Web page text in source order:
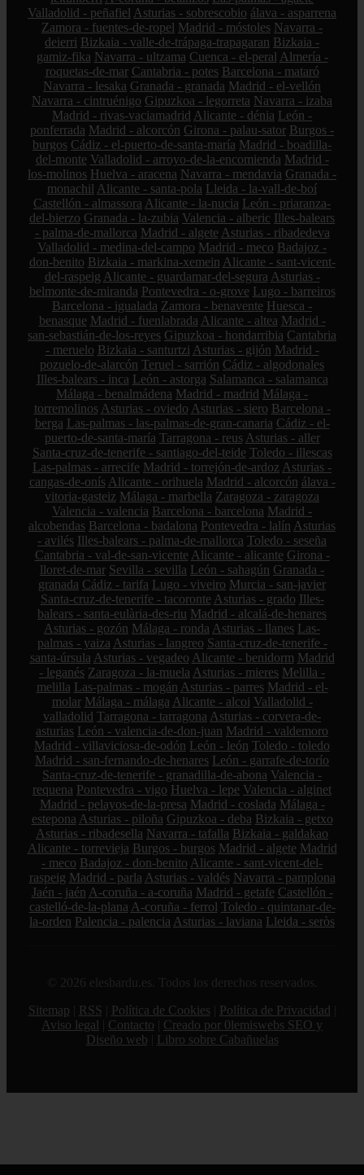
Valladolid - peñafiel Asturias - sobrescobio álava - asparrena
Zamora - fuentes-de-ropel Madrid - móstoles Navarra -
deierri Bizkaia - valle-de-trápaga-trapagaran Bizkaia -
gamiz-fika Navarra - ultzama Cuenca - el-peral Almería -
roquetas-de-mar Cantabria - potes Barcelona - mataró
Navarra - lesaka Granada - granada Madrid - el-vellón
Navarra - cintruénigo Gipuzkoa - legorreta Navarra - izaba
Madrid - rivas-vaciamadrid Alicante - dénia León -
ponferrada Madrid - alcorcón Girona - palau-sator Burgos -
burgos Cádiz - el-puerto-de-santa-maría Madrid - boadilla-
del-monte Valladolid - arroyo-de-la-encomienda Madrid -
los-molinos Huelva - aracena Navarra - mendavia Granada -
monachil Alicante - santa-pola Lleida - la-vall-de-boí
Castellón - almassora Alicante - la-nucia León - priaranza-
del-bierzo Granada - la-zubia Valencia - alberic Illes-balears
- palma-de-mallorca Madrid - algete Asturias - ribadedeva
Valladolid - medina-del-campo Madrid - meco Badajoz -
don-benito Bizkaia - markina-xemein Alicante - sant-vicent-
del-raspeig Alicante - guardamar-del-segura Asturias -
belmonte-de-miranda Pontevedra - o-grove Lugo - barreiros
Barcelona - igualada Zamora - benavente Huesca -
benasque Madrid - fuenlabrada Alicante - altea Madrid -
san-sebastián-de-los-reyes Gipuzkoa - hondarribia Cantabria
- meruelo Bizkaia - santurtzi Asturias - gijón Madrid -
pozuelo-de-alarcón Teruel - sarrión Cádiz - algodonales
Illes-balears - inca León - astorga Salamanca - salamanca
Málaga - benalmádena Madrid - madrid Málaga -
torremolinos Asturias - oviedo Asturias - siero Barcelona -
berga Las-palmas - las-palmas-de-gran-canaria Cádiz - el-
puerto-de-santa-maría Tarragona - reus Asturias - aller
Santa-cruz-de-tenerife - santiago-del-teide Toledo - illescas
Las-palmas - arrecife Madrid - torrejón-de-ardoz Asturias -
cangas-de-onís Alicante - orihuela Madrid - alcorcón álava -
vitoria-gasteiz Málaga - marbella Zaragoza - zaragoza
Valencia - valencia Barcelona - barcelona Madrid -
alcobendas Barcelona - badalona Pontevedra - lalín Asturias
- avilés Illes-balears - palma-de-mallorca Toledo - seseña
Cantabria - val-de-san-vicente Alicante - alicante Girona -
lloret-de-mar Sevilla - sevilla León - sahagún Granada -
granada Cádiz - tarifa Lugo - viveiro Murcia - san-javier
Santa-cruz-de-tenerife - tacoronte Asturias - grado Illes-
balears - santa-eulària-des-riu Madrid - alcalá-de-henares
Asturias - gozón Málaga - ronda Asturias - llanes Las-
palmas - yaiza Asturias - langreo Santa-cruz-de-tenerife -
santa-úrsula Asturias - vegadeo Alicante - benidorm Madrid
- leganés Zaragoza - la-muela Asturias - mieres Melilla -
melilla Las-palmas - mogán Asturias - parres Madrid - el-
molar Málaga - málaga Alicante - alcoi Valladolid -
valladolid Tarragona - tarragona Asturias - corvera-de-
asturias León - valencia-de-don-juan Madrid - valdemoro
Madrid - villaviciosa-de-odón León - león Toledo - toledo
Madrid - san-fernando-de-henares León - garrafe-de-torío
Santa-cruz-de-tenerife - granadilla-de-abona Valencia -
requena Pontevedra - vigo Huelva - lepe Valencia - alginet
Madrid - pelayos-de-la-presa Madrid - coslada Málaga -
estepona Asturias - piloña Gipuzkoa - deba Bizkaia - getxo
Asturias - ribadesella Navarra - tafalla Bizkaia - galdakao
Alicante - torrevieja Burgos - burgos Madrid - algete Madrid
- meco Badajoz - don-benito Alicante - sant-vicent-del-
raspeig Madrid - parla Asturias - valdés Navarra - pamplona
Jaén - jaén A-coruña - a-coruña Madrid - getafe Castellón -
castelló-de-la-plana A-coruña - ferrol Toledo - quintanar-de-
la-orden Palencia - palencia Asturias - laviana Lleida - seròs
© 2026 elesbardu.es. Todos los derechos reservados.
Sitemap
RSS Política de Cookies Política de Privacidad
Aviso legal
Contacto
Creado por 0lemiswebs SEO y
Diseño web
Libro sobre Cabañuelas